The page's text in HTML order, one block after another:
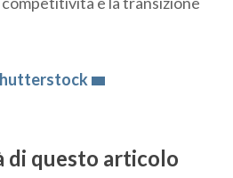
di questo articolo